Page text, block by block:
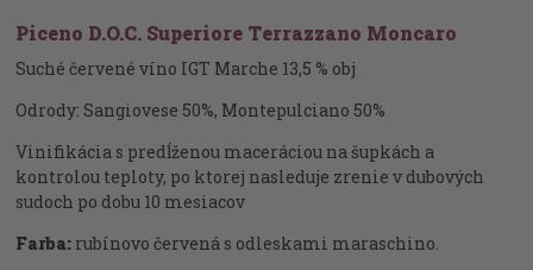
Piceno D.O.C. Superiore Terrazzano Moncaro
Suché červené víno IGT Marche 13,5 % obj
Odrody: Sangiovese 50%, Montepulciano 50%
Vinifikácia s predĺženou maceráciou na šupkách a
kontrolou teploty, po ktorej nasleduje zrenie v dubových
sudoch po dobu 10 mesiacov
Farba: rubínovo červená s odleskami maraschino.